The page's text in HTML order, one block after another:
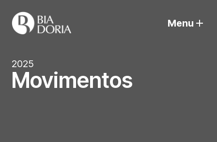
Menu
2025
Movimentos